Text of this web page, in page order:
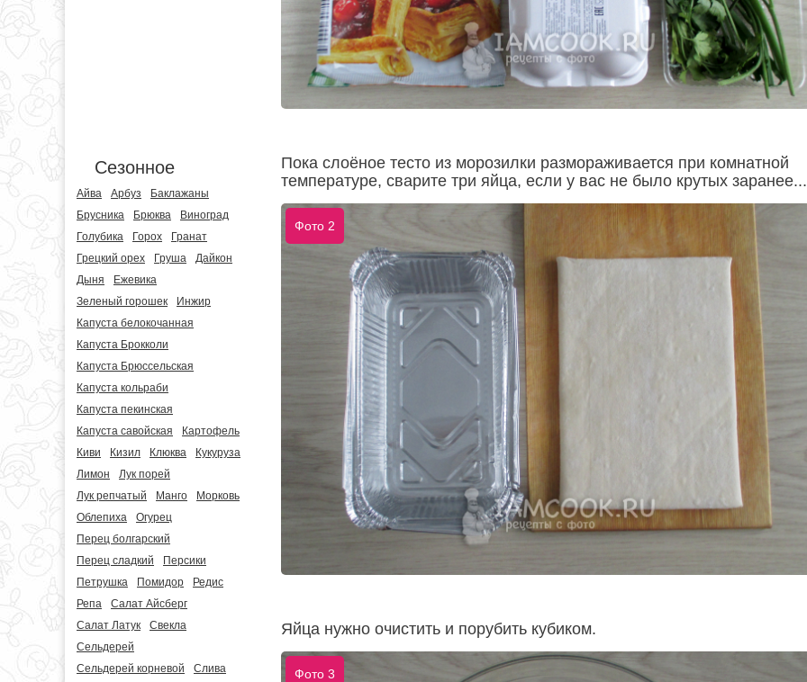
Сезонное
Айва Арбуз
Баклажаны
Брусника
Брюква
Виноград
Голубика
Горох
Гранат
Грецкий орех
Груша
Дайкон
Дыня
Ежевика
Зеленый горошек
Инжир
Капуста белокочанная
Капуста Брокколи
Капуста Брюссельская
Капуста кольраби
Капуста пекинская
Капуста савойская
Картофель
Киви
Кизил Клюква
Кукуруза
Лимон
Лук порей
Лук репчатый
Манго
Морковь
Облепиха
Огурец
Перец болгарский
Перец сладкий
Персики
Петрушка
Помидор
Редис
Репа
Салат Айсберг
Салат Латук
Свекла
Сельдерей
Сельдерей корневой
Слива
Пока слоёное тесто из морозилки размораживается при комнатной
температуре, сварите три яйца, если у вас не было крутых заранее...
Фото 2
Яйца нужно очистить и порубить кубиком.
Фото 3